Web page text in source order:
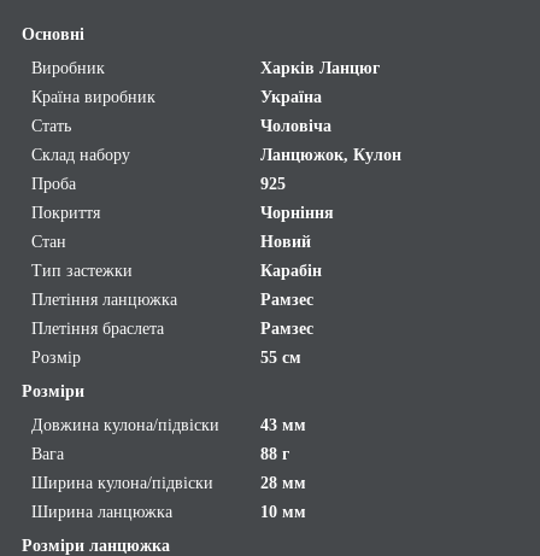
Основні
Виробник
Харків Ланцюг
Країна виробник
Україна
Стать
Чоловіча
Склад набору
Ланцюжок, Кулон
Проба
925
Покриття
Чорніння
Стан
Новий
Тип застежки
Карабін
Плетіння ланцюжка
Рамзес
Плетіння браслета
Рамзес
Розмір
55 см
Розміри
Довжина кулона/підвіски
43 мм
Вага
88 г
Ширина кулона/підвіски
28 мм
Ширина ланцюжка
10 мм
Розміри ланцюжка